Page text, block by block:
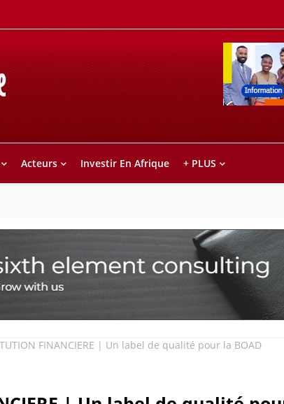
Acteurs Investir En Afrique + PLUS
FINANCIERE | Un label de qualité pour la BOAD